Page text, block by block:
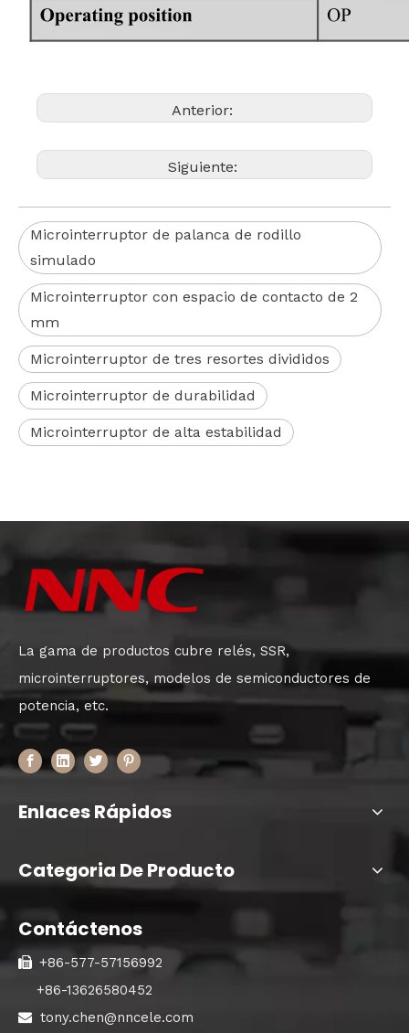
Anterior:
Siguiente:
Microinterruptor de palanca de rodillo
simulado
Microinterruptor con espacio de contacto de 2
mm
Microinterruptor de tres resortes divididos
Microinterruptor de durabilidad
Microinterruptor de alta estabilidad
La gama de productos cubre relés, SSR,
microinterruptores, modelos de semiconductores de
potencia, etc.
Enlaces Rápidos
Categoria De Producto
Contáctenos
 +86-577-57156992
+86-13626580452
 tony.chen@nncele.com